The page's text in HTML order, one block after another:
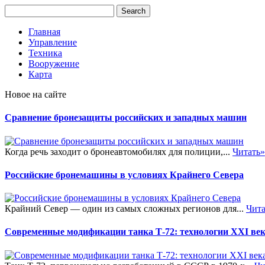
Главная
Управление
Техника
Вооружение
Карта
Новое на сайте
Сравнение бронезащиты российских и западных машин
Когда речь заходит о бронеавтомобилях для полиции,... Читать»
Российские бронемашины в условиях Крайнего Севера
Крайний Север — один из самых сложных регионов для...
Современные модификации танка Т-72: технологии XXI